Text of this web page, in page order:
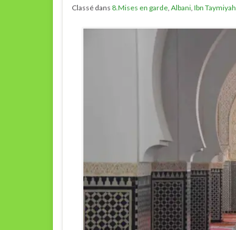
Classé dans 8.Mises en garde, Albani, Ibn Taymiyah